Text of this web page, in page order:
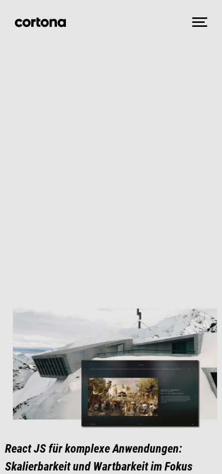
React JS für komplexe Anwendungen:
Skalierbarkeit und Wartbarkeit im Fokus